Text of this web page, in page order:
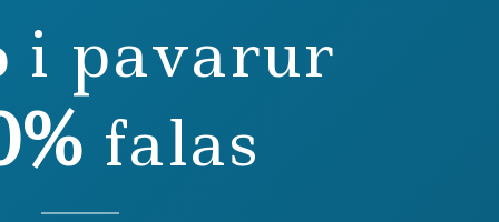
“Peizazhe të Fjalës”, e cila që nga viti 2007
e pavarur e mendimit shqiptar. Me përvojë
kulturës shqiptare, ne shprehim shqetësimin
që MTKS ka hapur për vitin 2026, të cilat
krijimin e aktiviteteve të reja kulturore,
kulturore ekzistuese, të qëndrueshme dhe me
i pavarur
falas